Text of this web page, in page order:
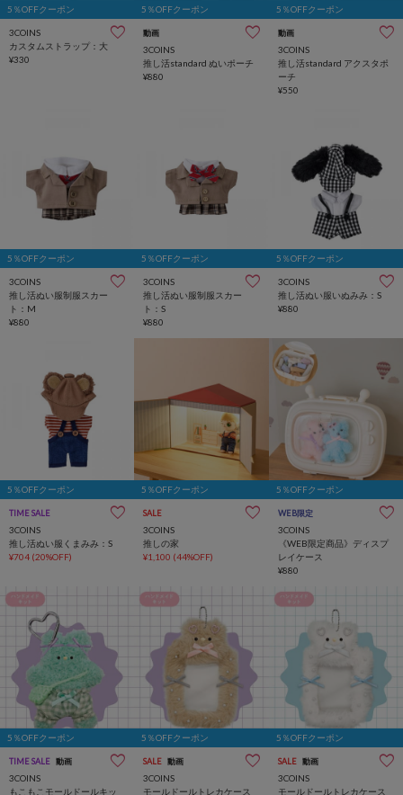
5％OFFクーポン
3COINS
カスタムストラップ：大
¥330
5％OFFクーポン
動画
3COINS
推し活standard ぬいポーチ
¥880
5％OFFクーポン
動画
3COINS
推し活standard アクスタポ
ーチ
¥550
5％OFFクーポン
3COINS
推し活ぬい服制服スカー
ト：M
¥880
5％OFFクーポン
3COINS
推し活ぬい服制服スカー
ト：S
¥880
5％OFFクーポン
3COINS
推し活ぬい服いぬみみ：S
¥880
5％OFFクーポン
TIME SALE
3COINS
推し活ぬい服くまみみ：S
¥704 (20%OFF)
5％OFFクーポン
SALE
3COINS
推しの家
¥1,100 (44%OFF)
5％OFFクーポン
WEB限定
3COINS
《WEB限定商品》ディスプ
レイケース
¥880
5％OFFクーポン
TIME SALE 動画
3COINS
もこもこモールドールキッ
5％OFFクーポン
SALE 動画
3COINS
モールドールトレカケース
5％OFFクーポン
SALE 動画
3COINS
モールドールトレカケース